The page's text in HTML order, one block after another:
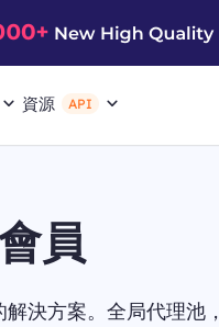
資源 API
員
決方案。全局代理池，